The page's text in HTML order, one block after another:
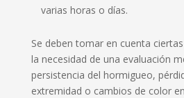
varias horas o días.
Se deben tomar en cuenta
la necesidad de una evaluación
persistencia del hormigueo,
extremidad o cambios de color